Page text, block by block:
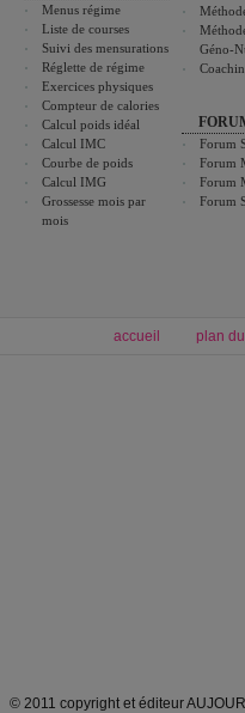
Menus régime
Liste de courses
Suivi des mensurations
Réglette de régime
Exercices physiques
Compteur de calories
Calcul poids idéal
Calcul IMC
Courbe de poids
Calcul IMG
Grossesse mois par
mois
Géno-
Forum
Forum
Forum
Forum
accueil plan
© 2011 copyright et éditeur